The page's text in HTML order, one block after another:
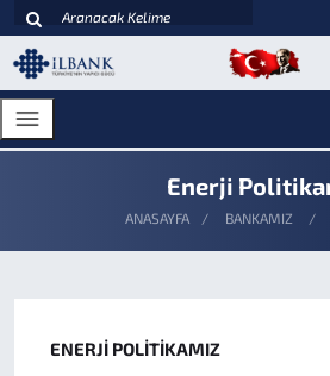
Enerji
ANASAYFA BANKAMIZ
ENERJİ POLİTİKAMIZ